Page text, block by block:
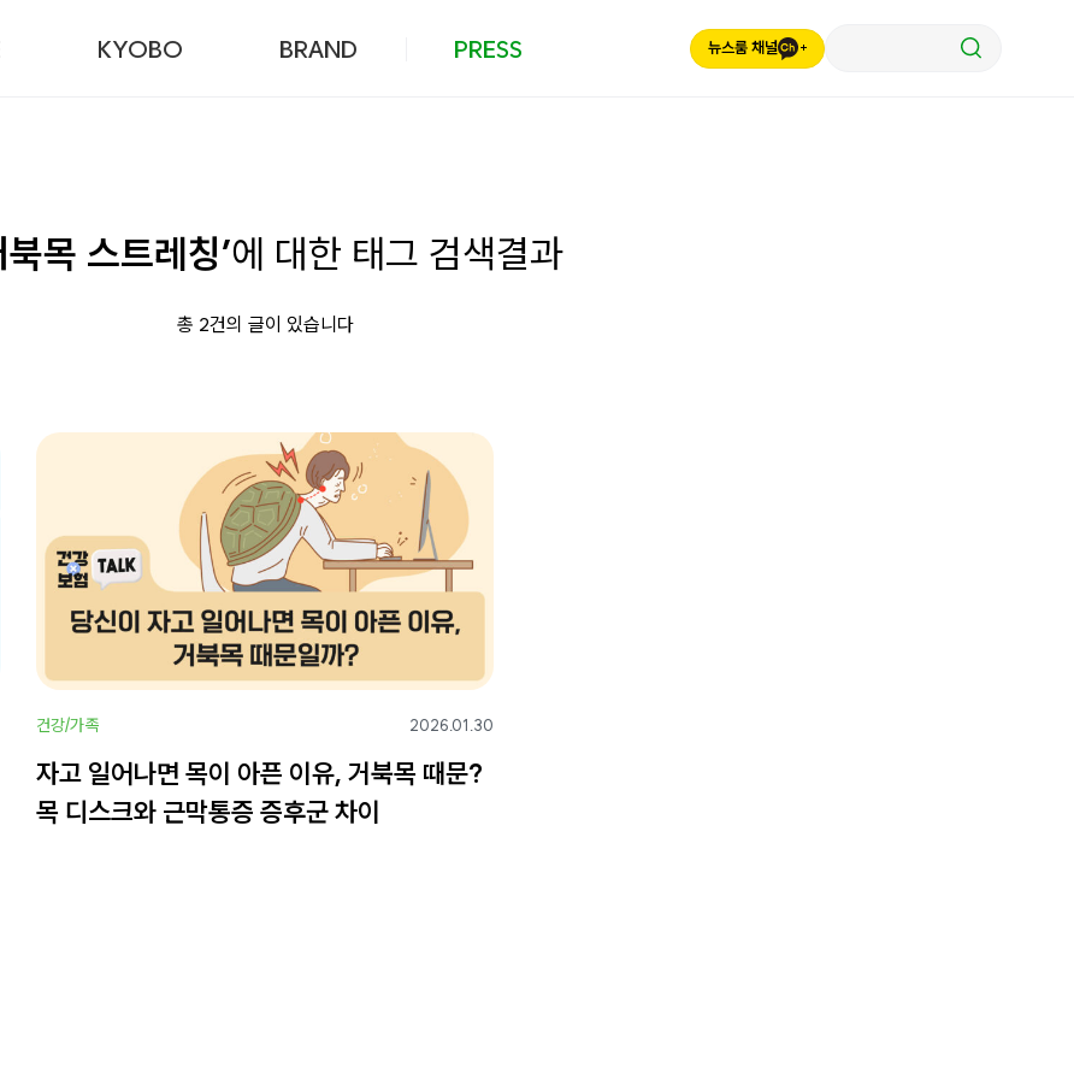
KYOBO BRAND PRESS 뉴스룸 채널
북목 스트레칭’에 대한 태그 검색결과
총 2건의 글이 있습니다
건강/가족 2026.01.30
자고 일어나면 목이 아픈 이유, 거북목 때문?
목 디스크와 근막통증 증후군 차이